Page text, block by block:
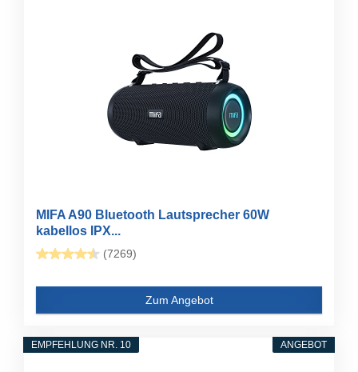
MIFA A90 Bluetooth Lautsprecher 60W
kabellos IPX...
(7269)
Zum Angebot
ANGEBOT
EMPFEHLUNG NR. 10